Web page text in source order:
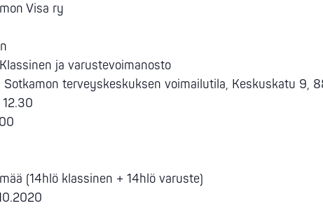
Visa ry
ja varustevoimanosto
Sotkamon terveyskeskuksen voimailutila, Keskuskatu 9,
(14hlö klassinen + 14hlö varuste)